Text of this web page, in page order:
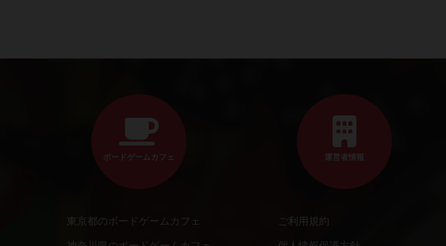
ボードゲームカフェ
東京都のボードゲームカフェ
運営者情報
ご利用規約